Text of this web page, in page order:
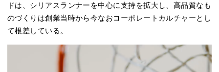
ドは、シリアスランナーを中心に支持を拡大し、高品質なも
のづくりは創業当時から今なおコーポレートカルチャーとし
て根差している。